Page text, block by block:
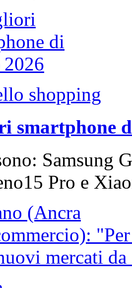
shopping
smartphone
Samsung
Pro e